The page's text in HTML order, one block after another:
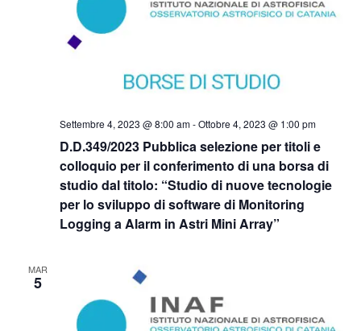
D.D.349/2023 Pubblica selezione per titoli e
colloquio per il conferimento di una borsa di
studio dal titolo: “Studio di nuove tecnologie
per lo sviluppo di software di Monitoring
Logging a Alarm in Astri Mini Array”
Settembre 4, 2023 @ 8:00 am-Ottobre 4, 2023 @ 1:00 pm
MAR
5